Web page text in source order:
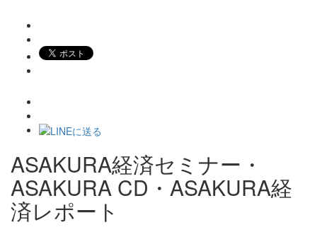
ASAKURA経済セミナー・
ASAKURA CD・ASAKURA経
済レポート